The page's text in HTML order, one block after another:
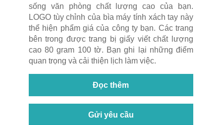
sống văn phòng chất lượng cao của bạn.
LOGO tùy chỉnh của bìa máy tính xách tay này
thể hiện phẩm giá của công ty bạn. Các trang
bên trong được trang bị giấy viết chất lượng
cao 80 gram 100 tờ. Bạn ghi lại những điểm
quan trọng và cải thiện lịch làm việc.
Đọc thêm
Gửi yêu cầu